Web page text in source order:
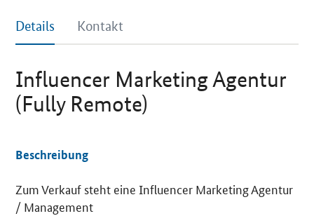
Details Kontakt
Influencer Marketing Agentur
(Fully Remote)
Details
Beschreibung
Zum Verkauf steht eine Influencer Marketing Agentur
/ Management